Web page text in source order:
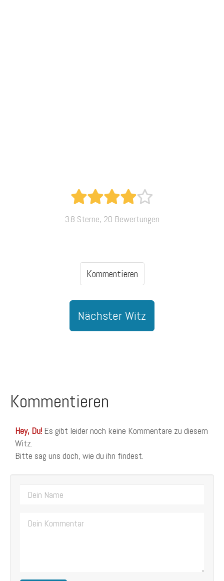
3.8 Sterne, 20 Bewertungen
Kommentieren
Nächster Witz
Kommentieren
Hey, Du! Es gibt leider noch keine Kommentare zu diesem
Witz.
Bitte sag uns doch, wie du ihn findest.